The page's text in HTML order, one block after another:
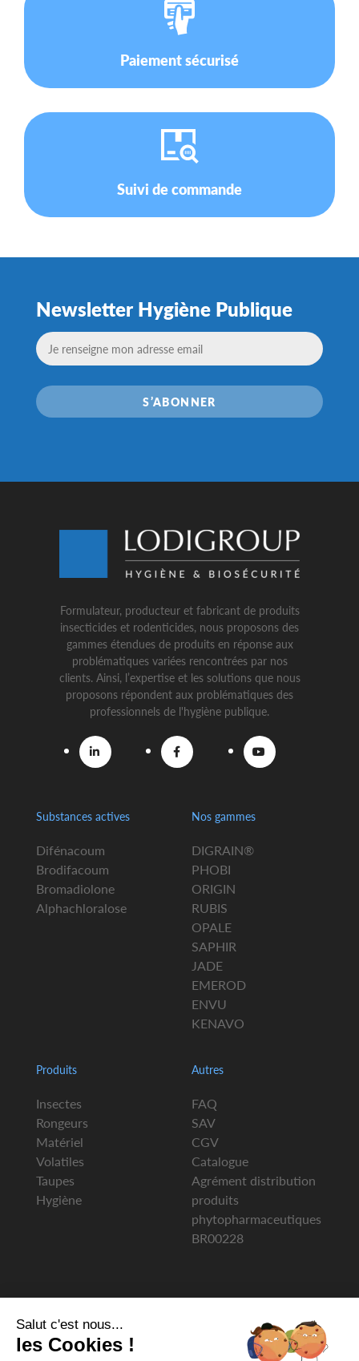
Paiement sécurisé
Suivi de commande
Newsletter Hygiène Publique
S’ABONNER
Formulateur, producteur et fabricant de produits
insecticides et rodenticides, nous proposons des
gammes étendues de produits en réponse aux
problématiques variées rencontrées par nos
clients. Ainsi, l’expertise et les solutions que nous
proposons répondent aux problématiques des
professionnels de l'hygiène publique.
Substances actives
Difénacoum
Brodifacoum
Bromadiolone
Alphachloralose
Nos gammes
DIGRAIN®
PHOBI
ORIGIN
RUBIS
OPALE
SAPHIR
JADE
EMEROD
ENVU
KENAVO
Produits
Insectes
Rongeurs
Matériel
Volatiles
Taupes
Hygiène
Autres
FAQ
SAV
CGV
Catalogue
Agrément distribution
produits
phytopharmaceutiques
BR00228
Salut c'est nous...
les Cookies !